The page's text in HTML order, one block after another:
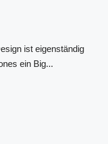
ist eigenständig
ein Big...